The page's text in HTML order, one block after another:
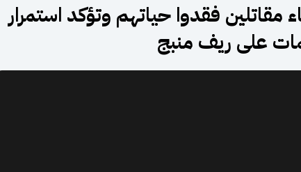
فقدوا حياتهم وتؤكد استمرار
على ريف منبج